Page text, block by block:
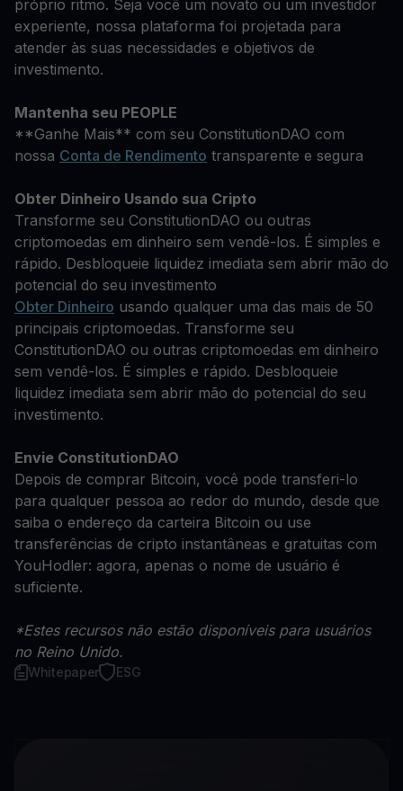
próprio ritmo. Seja você um novato ou um investidor
experiente, nossa plataforma foi projetada para
atender às suas necessidades e objetivos de
investimento.
Mantenha seu PEOPLE
**Ganhe Mais** com seu ConstitutionDAO com
nossa Conta de Rendimento transparente e segura
Obter Dinheiro Usando sua Cripto
Transforme seu ConstitutionDAO ou outras
criptomoedas em dinheiro sem vendê-los. É simples e
rápido. Desbloqueie liquidez imediata sem abrir mão do
potencial do seu investimento
Obter Dinheiro usando qualquer uma das mais de 50
principais criptomoedas. Transforme seu
ConstitutionDAO ou outras criptomoedas em dinheiro
sem vendê-los. É simples e rápido. Desbloqueie
liquidez imediata sem abrir mão do potencial do seu
investimento.
Envie ConstitutionDAO
Depois de comprar Bitcoin, você pode transferi-lo
para qualquer pessoa ao redor do mundo, desde que
saiba o endereço da carteira Bitcoin ou use
transferências de cripto instantâneas e gratuitas com
YouHodler: agora, apenas o nome de usuário é
suficiente.
*Estes recursos não estão disponíveis para usuários
no Reino Unido.
Whitepaper ESG